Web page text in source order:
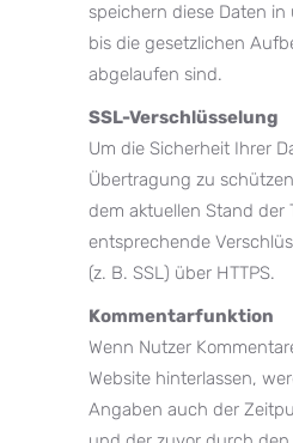
speichern diese Daten
bis die gesetzlichen
abgelaufen sind.
SSL-Verschlüsselung
Um die Sicherheit Ihrer
Übertragung zu
dem aktuellen Stand der
entsprechende
(z. B. SSL) über HTTPS.
Kommentarfunktion
Wenn Nutzer
Website hinterlassen,
Angaben auch der